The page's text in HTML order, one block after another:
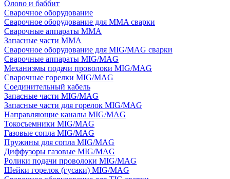
Олово и баббит
Сварочное оборудование
Сварочное оборудование для MMA сварки
Сварочные аппараты MMA
Запасные части MMA
Сварочное оборудование для MIG/MAG сварки
Сварочные аппараты MIG/MAG
Механизмы подачи проволоки MIG/MAG
Сварочные горелки MIG/MAG
Соединительный кабель
Запасные части MIG/MAG
Запасные части для горелок MIG/MAG
Направляющие каналы MIG/MAG
Токосъемники MIG/MAG
Газовые сопла MIG/MAG
Пружины для сопла MIG/MAG
Диффузоры газовые MIG/MAG
Ролики подачи проволоки MIG/MAG
Шейки горелок (гусаки) MIG/MAG